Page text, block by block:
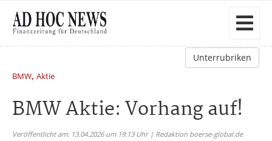
Unterrubriken
BMW, Aktie
BMW Aktie: Vorhang auf!
Veröffentlicht am: 13.04.2026 um 19:13 Uhr | Redaktion boerse-global.de